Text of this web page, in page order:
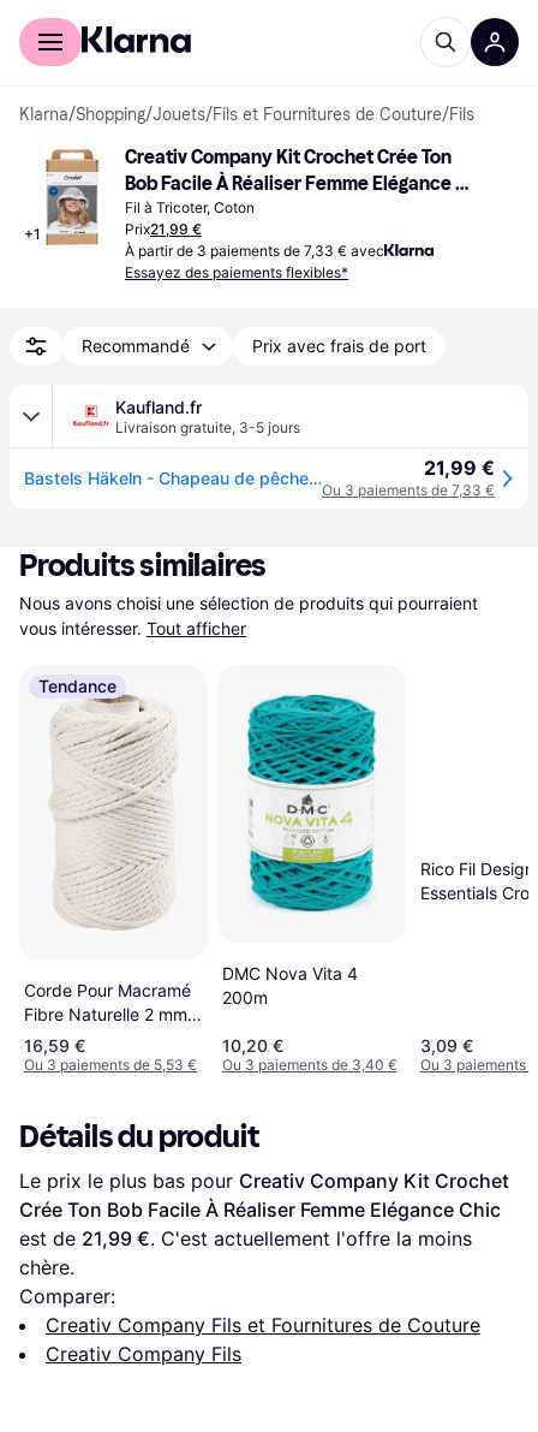
Acheter avec Klarna
Klarna/Shopping/Jouets/Fils et Fournitures de Couture/Fils
+1
Creativ Company Kit Crochet Crée Ton
Bob Facile À Réaliser Femme Elégance
Chic
Fil à Tricoter, Coton
Prix21,99 €
À partir de 3 paiements de 7,33 € avec
Essayez des paiements flexibles*
Recommandé Prix avec frais de port
Kaufland.fr
Livraison gratuite, 3-5 jours
Bastels Häkeln - Chapeau de pêcheur, kit de crochet DIY avec instructions 21,99 €
Ou 3 paiements de 7,33 €
Produits similaires
Nous avons choisi une sélection de produits qui pourraient
vous intéresser. Tout afficher
Tendance
Corde Pour Macramé
Fibre Naturelle 2 mm x
198 m
16,59 €
Ou 3 paiements de 5,53 €
DMC Nova Vita 4
200m
10,20 €
Ou 3 paiements de 3,40 €
Rico Fil Design
Essentials
3,09 €
Ou 3 paiements
Détails du produit
Le prix le plus bas pour Creativ Company Kit Crochet
Crée Ton Bob Facile À Réaliser Femme Elégance Chic
est de 21,99 €. C'est actuellement l'offre la moins
chère.
Comparer:
Creativ Company Fils et Fournitures de Couture
Creativ Company Fils